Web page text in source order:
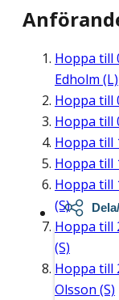
Hoppa till
Edholm (L)
Hoppa till
Hoppa till
Hoppa till
Hoppa till
Hoppa till
(S)
Hoppa till
(S)
Hoppa till
Olsson (S)